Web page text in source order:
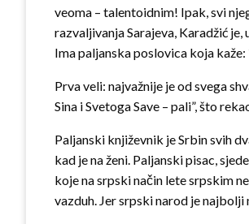
veoma – talentoidnim! Ipak, svi
razvaljivanja Sarajeva, Karadžić
Ima paljanska poslovica koja
Prva veli: najvažnije je od svega
Sina i Svetoga Save – pali”, što
Paljanski književnik je Srbin svih
kad je na ženi. Paljanski pisac,
koje na srpski način lete srpskim
vazduh. Jer srpski narod je najbolji